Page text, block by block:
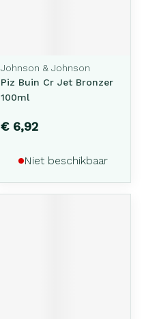
Johnson & Johnson
Piz Buin Cr Jet Bronzer
100ml
€ 6,92
Niet beschikbaar